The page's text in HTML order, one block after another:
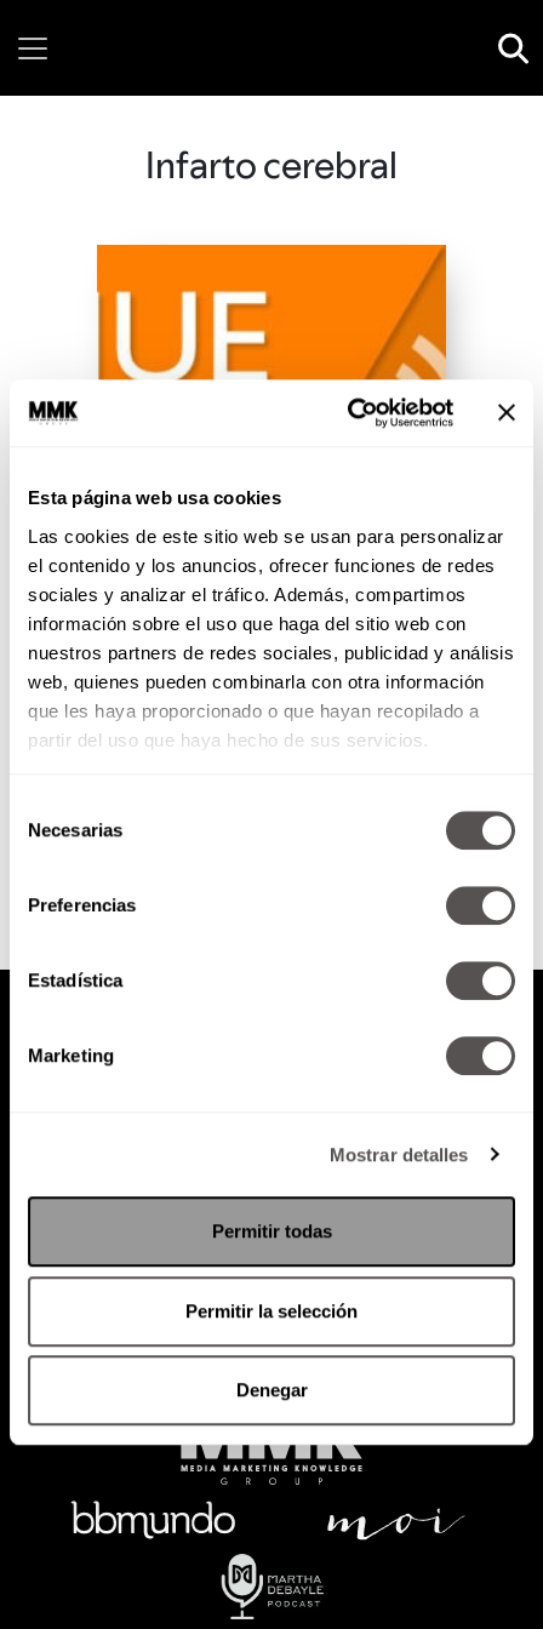
Esta página web usa cookies
Las cookies de este sitio web se usan para personalizar
el contenido y los anuncios, ofrecer funciones de redes
sociales y analizar el tráfico. Además, compartimos
información sobre el uso que haga del sitio web con
nuestros partners de redes sociales, publicidad y análisis
web, quienes pueden combinarla con otra información
que les haya proporcionado o que hayan recopilado a
partir del uso que haya hecho de sus servicios.
Necesarias
Preferencias
Estadística
Marketing
Mostrar detalles
Permitir todas
Permitir la selección
Denegar
Infarto cerebral
Jueves 18 de junio de 2015
¿Cómo escoger un hotel de lujo?
Fun & Function Infartos
cerebrales
Política de Privacidad
PODCAST RADIO MARTHA EVENTOS
SACA TU ID